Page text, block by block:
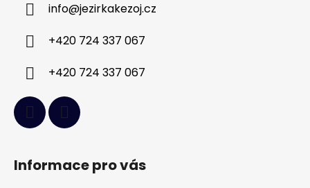
info@jezirkakezoj.cz
+420 724 337 067
+420 724 337 067
Informace pro vás